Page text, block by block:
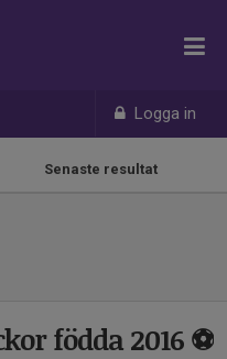
Logga in
Senaste resultat
födda 2016 ⚽️